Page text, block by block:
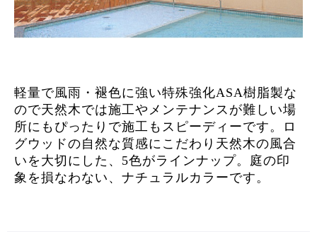
軽量で風雨・褪色に強い特殊強化ASA樹脂製な
ので天然木では施工やメンテナンスが難しい場
所にもぴったりで施工もスピーディーです。ロ
グウッドの自然な質感にこだわり天然木の風合
いを大切にした、5色がラインナップ。庭の印
象を損なわない、ナチュラルカラーです。